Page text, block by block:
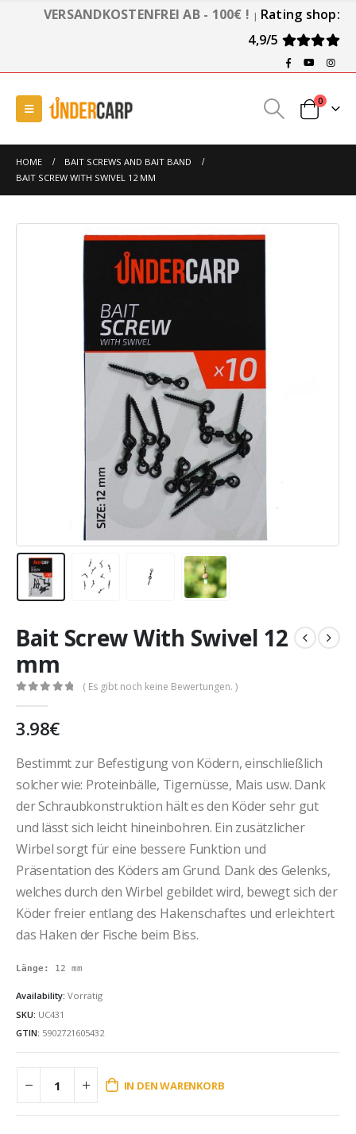
VERSANDKOSTENFREI AB - 100€ ! | Rating shop:
4,9/5
0
HOME
BAIT SCREWS AND BAIT BAND
BAIT SCREW WITH SWIVEL 12 MM
Bait Screw With Swivel 12
mm
( Es gibt noch keine Bewertungen. )
3.98€
Bestimmt zur Befestigung von Ködern, einschließlich
solcher wie: Proteinbälle, Tigernüsse, Mais usw. Dank
der Schraubkonstruktion hält es den Köder sehr gut
und lässt sich leicht hineinbohren. Ein zusätzlicher
Wirbel sorgt für eine bessere Funktion und
Präsentation des Köders am Grund. Dank des Gelenks,
welches durch den Wirbel gebildet wird, bewegt sich der
Köder freier entlang des Hakenschaftes und erleichtert
das Haken der Fische beim Biss.
Länge: 12 mm
Availability: Vorrätig
SKU: UC431
GTIN: 5902721605432
IN DEN WARENKORB